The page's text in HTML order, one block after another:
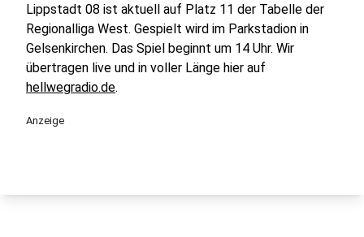
Lippstadt 08 ist aktuell auf Platz 11 der Tabelle der
Regionalliga West. Gespielt wird im Parkstadion in
Gelsenkirchen. Das Spiel beginnt um 14 Uhr. Wir
übertragen live und in voller Länge hier auf
hellwegradio.de.
Anzeige